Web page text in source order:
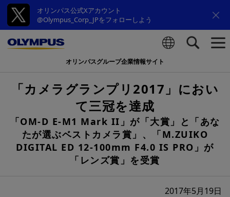
オリンパス公式Xアカウント
@Olympus_Corp_JPをフォローしよう
オリンパスグループ企業情報サイト
「カメラグランプリ2017」におい
て三冠を達成
「OM-D E-M1 Mark II」が「大賞」と「あな
たが選ぶベストカメラ賞」、「M.ZUIKO
DIGITAL ED 12-100mm F4.0 IS PRO」が
「レンズ賞」を受賞
2017年5月19日